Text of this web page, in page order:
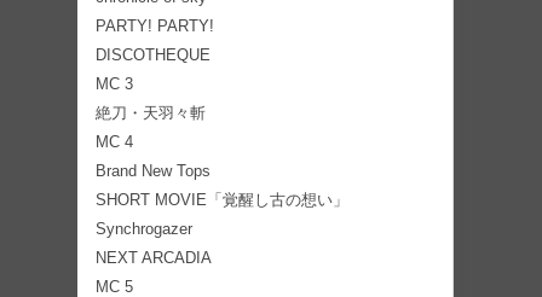
PARTY! PARTY!
DISCOTHEQUE
MC 3
絶刀・天羽々斬
MC 4
Brand New Tops
SHORT MOVIE「覚醒し古の想い」
Synchrogazer
NEXT ARCADIA
MC 5